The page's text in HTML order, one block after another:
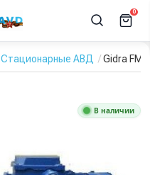
0
Стационарные АВД Gidra
В наличии